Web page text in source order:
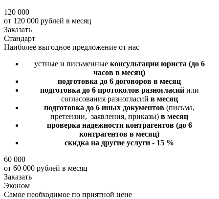
120 000
от 120 000 рублей в месяц
Заказать
Стандарт
Наиболее выгодное предложение от нас
устные и письменные консультации юриста (до 6
часов в месяц)
подготовка до 6 договоров в месяц
подготовка до 6 протоколов разногласийили
согласования разногласий в месяц
подготовка до 6 иных документов (письма,
претензии, заявления, приказы) в месяц
проверка надежности контрагентов (до 6
контрагентов в месяц)
скидка на другие услуги - 15 %
60 000
от 60 000 рублей в месяц
Заказать
Эконом
Самое необходимое по приятной цене